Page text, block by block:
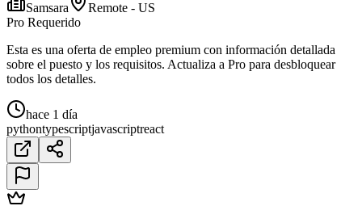
Samsara
Remote - US
Pro Requerido
Esta es una oferta de empleo premium con información detallada
sobre el puesto y los requisitos. Actualiza a Pro para desbloquear
todos los detalles.
hace 1 día
pythontypescriptjavascriptreact